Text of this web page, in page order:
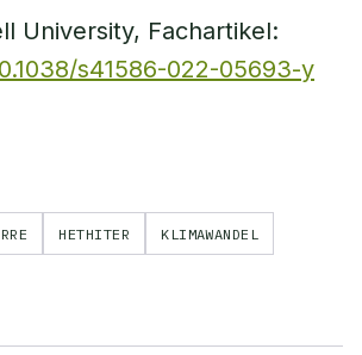
University, Fachartikel:
s41586-022-05693-y
HETHITER KLIMAWANDEL